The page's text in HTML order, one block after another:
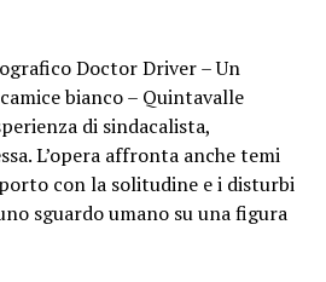
Doctor Driver – Un
bianco – Quintavalle
di sindacalista,
L’opera affronta anche temi
con la solitudine e i disturbi
sguardo umano su una figura